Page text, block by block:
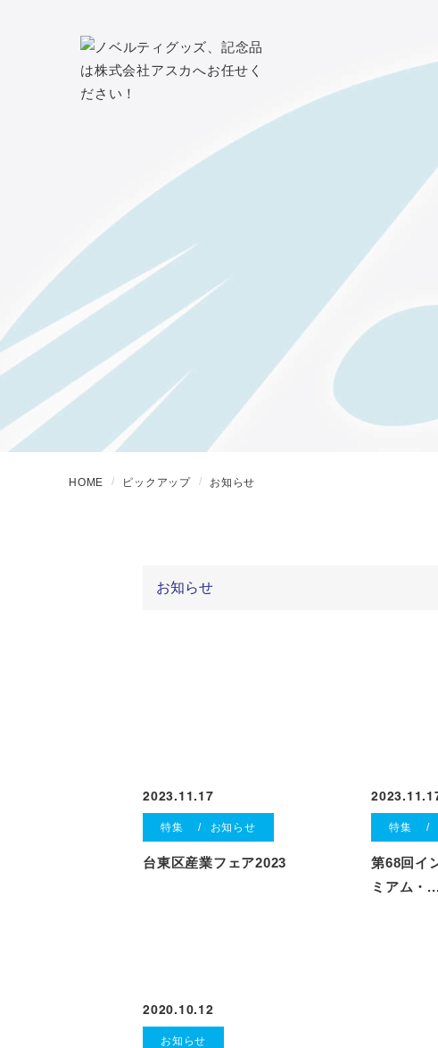
HOME ピックアップ お知らせ
2023.11.17
特集 お知らせ
台東区産業フェア2023
特集
第68回イ
ミアム・
2020.10.12
お知らせ